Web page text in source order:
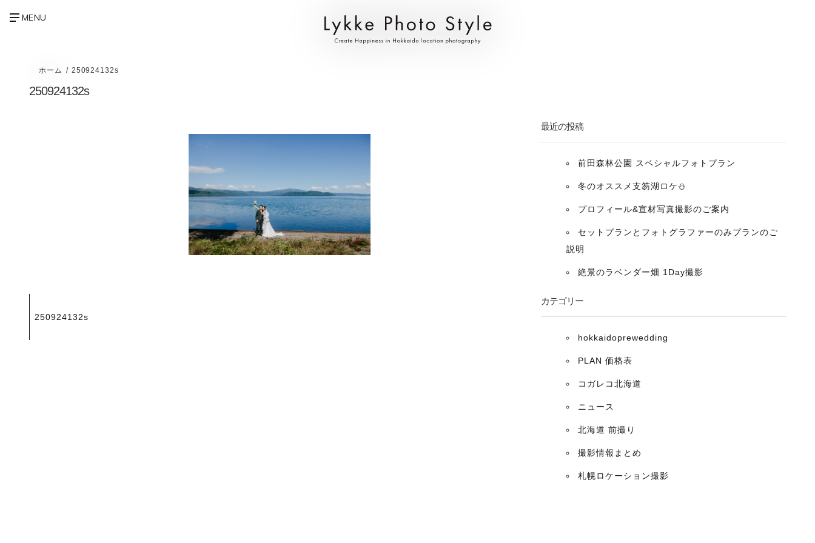
ホーム 250924132s
250924132s
稿
250924132s
最近の投稿
前田森林公園 スペシャルフォトプラン
冬のオススメ支笏湖ロケ⛄️
プロフィール&宣材写真撮影のご案内
セットプランとフォトグラファーのみプランのご
説明
絶景のラベンダー畑 1Day撮影
カテゴリー
hokkaidoprewedding
PLAN 価格表
コガレコ北海道
ニュース
北海道 前撮り
撮影情報まとめ
札幌ロケーション撮影